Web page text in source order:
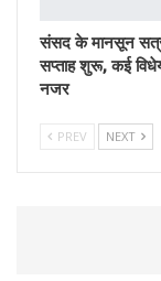
संसद के मानसून सत्र
सप्ताह शुरू, कई
नजर
PREV NEXT